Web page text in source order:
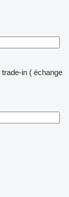
trade-in ( échange